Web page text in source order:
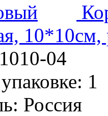
04
1
Россия